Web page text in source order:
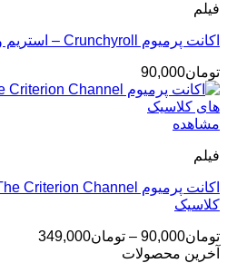
فیلم
اکانت پرمیوم Crunchyroll – استریم و پخش انیمه
تومان90,000
مشاهده
فیلم
کلاسیک
تومان90,000
– تومان349,000محدوده
آخرین محصولات